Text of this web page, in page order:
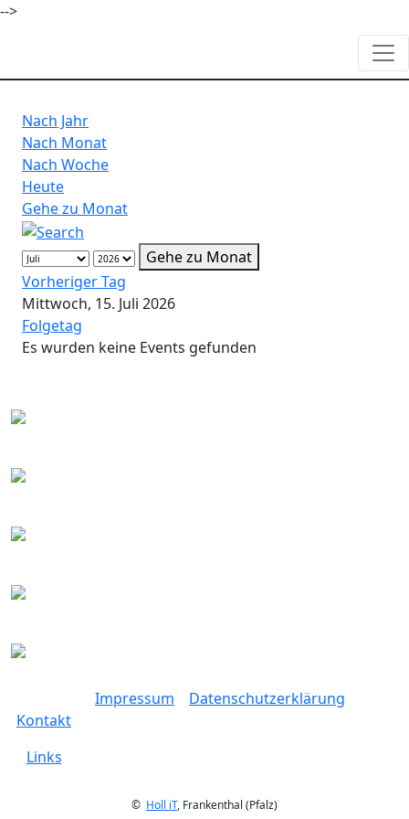
-->
Nach Jahr
Nach Monat
Nach Woche
Heute
Gehe zu Monat
Gehe zu Monat
Vorheriger Tag
Mittwoch, 15. Juli 2026
Folgetag
Es wurden keine Events gefunden
Kontakt
Impressum Datenschutzerklärung
Links
© Holl iT, Frankenthal (Pfalz)